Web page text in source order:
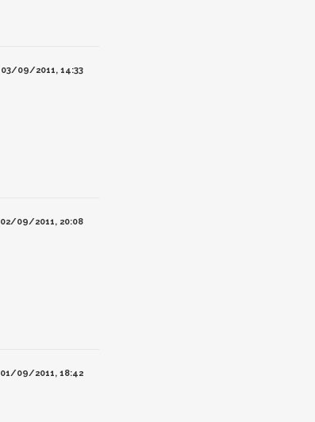
03/09/2011, 14:33
02/09/2011, 20:08
01/09/2011, 18:42